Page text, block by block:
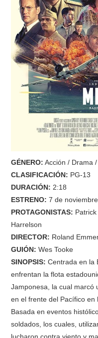
GÉNERO: Acción / Drama
CLASIFICACIÓN: PG-13
DURACIÓN: 2:18
ESTRENO: 7 de
PROTAGONISTAS:
Harrelson
DIRECTOR: Roland
GUIÓN: Wes Tooke
SINOPSIS: Centrada en la
enfrentan la flota
Jamponesa, la cual marcó
en el frente del Pacífico en
Basada en eventos
soldados, los cuales,
lucharon contra viento y